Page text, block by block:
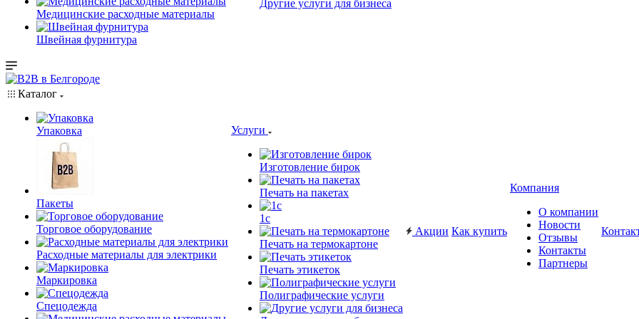
Медицинские расходные материалы
Швейная фурнитура
Другие услуги для бизнеса
Каталог
Упаковка
Пакеты
Торговое оборудование
Расходные материалы для электрики
Маркировка
Спецодежда
Услуги
Изготовление бирок
Печать на пакетах
1c
Печать на термокартоне
Печать этикеток
Полиграфические услуги
Акции Как купить
Компания
О компании
Новости
Отзывы
Контакты
Партнеры